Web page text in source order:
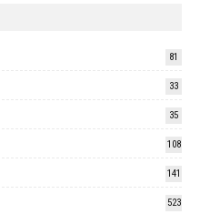
81
33
35
108
141
523